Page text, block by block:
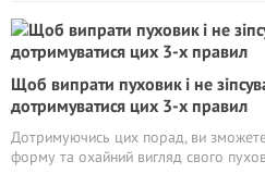
Щоб випрати пуховик і не
дотримуватися цих 3-х правил
Дотримуючись цих порад, ви
форму та охайний вигляд свого